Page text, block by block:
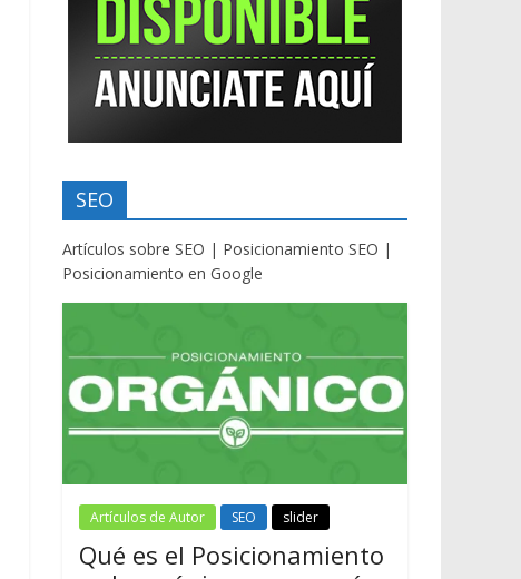
SEO
Artículos sobre SEO | Posicionamiento SEO |
Posicionamiento en Google
Artículos de Autor SEO slider
Qué es el Posicionamiento